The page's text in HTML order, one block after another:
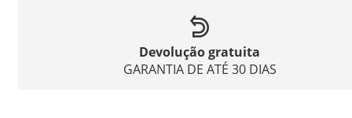
Devolução gratuita
GARANTIA DE ATÉ 30 DIAS